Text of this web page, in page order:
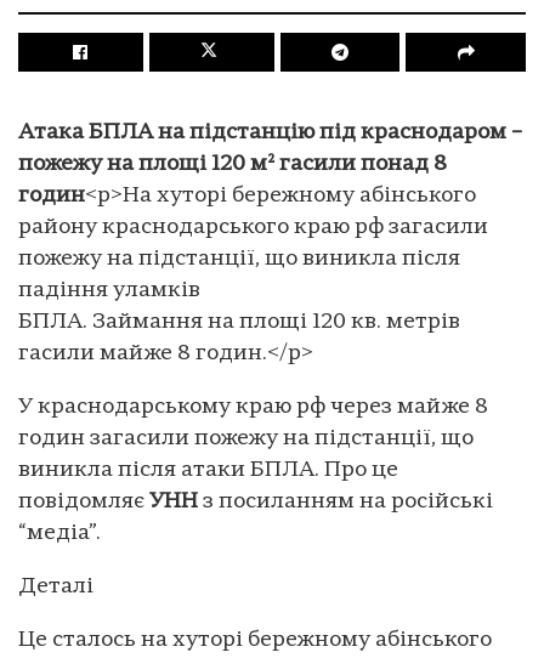
Атака БПЛА на підстанцію під краснодаром –
пожежу на площі 120 м² гасили понад 8
годин<p>На хуторі бережному абінського
району краснодарського краю рф загасили
пожежу на підстанції, що виникла після
падіння уламків
БПЛА. Займання на площі 120 кв. метрів
гасили майже 8 годин.</p>
У краснодарському краю рф через майже 8
годин загасили пожежу на підстанції, що
виникла після атаки БПЛА. Про це
повідомляє УНН з посиланням на російські
“медіа”.
Деталі
Це сталось на хуторі бережному абінського